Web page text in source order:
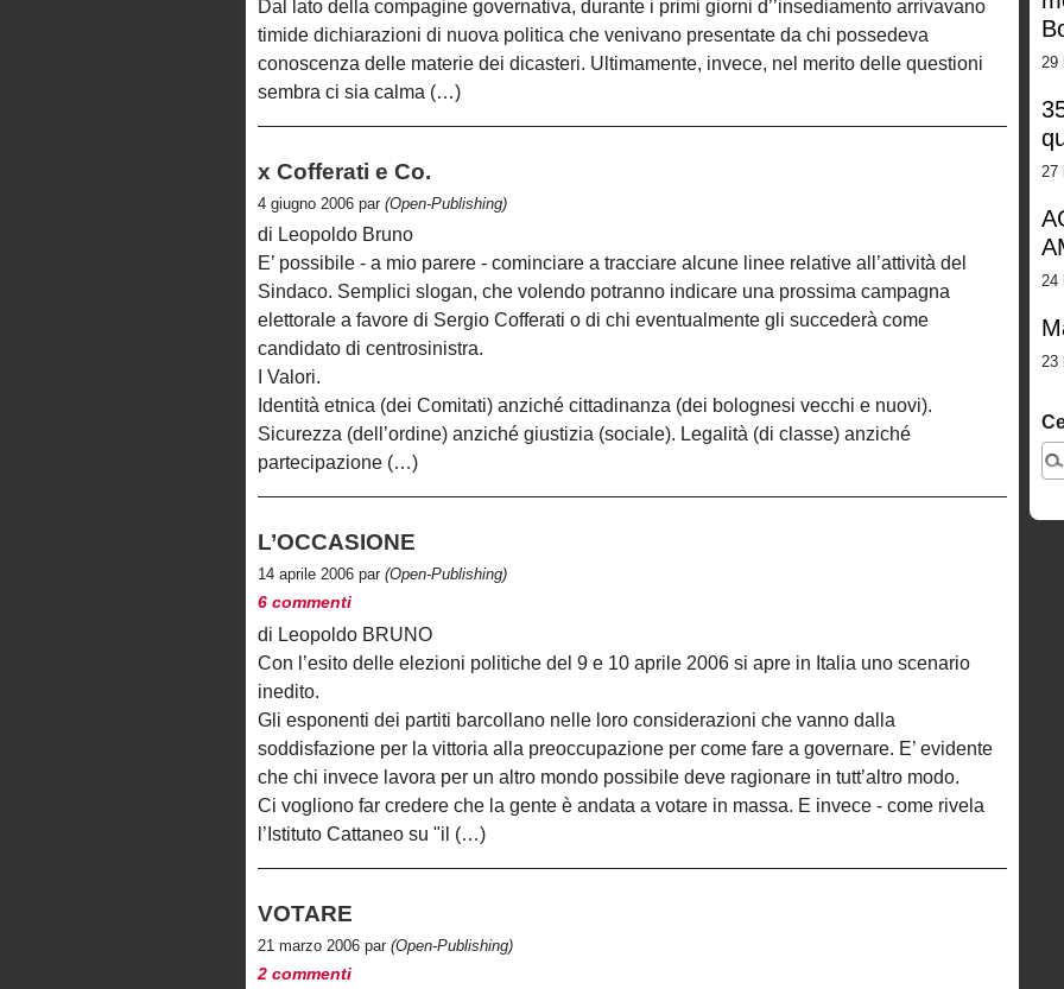
Dal lato della compagine governativa, durante i primi giorni d’’insediamento arrivavano
timide dichiarazioni di nuova politica che venivano presentate da chi possedeva
conoscenza delle materie dei dicasteri. Ultimamente, invece, nel merito delle questioni
sembra ci sia calma (…)
x Cofferati e Co.
4 giugno 2006 par (Open-Publishing)
di Leopoldo Bruno
E’ possibile - a mio parere - cominciare a tracciare alcune linee relative all’attività del
Sindaco. Semplici slogan, che volendo potranno indicare una prossima campagna
elettorale a favore di Sergio Cofferati o di chi eventualmente gli succederà come
candidato di centrosinistra.
I Valori.
Identità etnica (dei Comitati) anziché cittadinanza (dei bolognesi vecchi e nuovi).
Sicurezza (dell’ordine) anziché giustizia (sociale). Legalità (di classe) anziché
partecipazione (…)
L’OCCASIONE
14 aprile 2006 par (Open-Publishing)
6 commenti
di Leopoldo BRUNO
Con l’esito delle elezioni politiche del 9 e 10 aprile 2006 si apre in Italia uno scenario
inedito.
Gli esponenti dei partiti barcollano nelle loro considerazioni che vanno dalla
soddisfazione per la vittoria alla preoccupazione per come fare a governare. E’ evidente
che chi invece lavora per un altro mondo possibile deve ragionare in tutt’altro modo.
Ci vogliono far credere che la gente è andata a votare in massa. E invece - come rivela
l’Istituto Cattaneo su "il (…)
VOTARE
21 marzo 2006 par (Open-Publishing)
2 commenti
29
27
24
23